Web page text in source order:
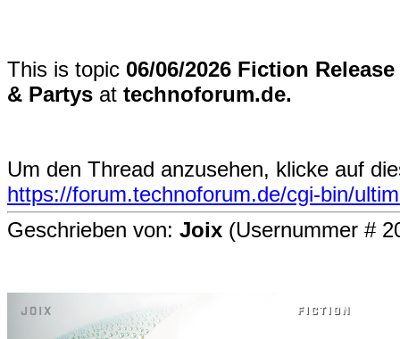
This is topic 06/06/2026 Fiction
& Partys at technoforum.de.
Um den Thread anzusehen, klicke auf
https://forum.technoforum.de/cgi-bin/
Geschrieben von: Joix (Usernummer #